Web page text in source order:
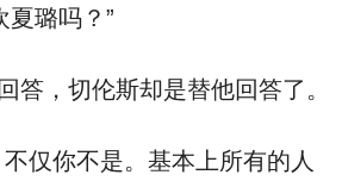
夏璐吗？”
，切伦斯却是替他回答了。
你不是。基本上所有的人